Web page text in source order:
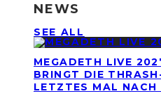
NEWS
SEE ALL
MEGADETH LIVE
BRINGT DIE
LETZTES MAL NACH